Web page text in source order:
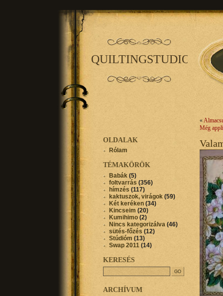
QUILTINGSTUDIO
«
Még
OLDALAK
Rólam
TÉMAKÖRÖK
Babák (5)
foltvarrás (356)
hímzés (117)
kaktuszok, virágok (59)
Két keréken (34)
Kincseim (20)
Kumihimo (2)
Nincs kategorizálva (46)
sütés-főzés (12)
Stúdióm (13)
Swap 2011 (14)
KERESÉS
ARCHÍVUM